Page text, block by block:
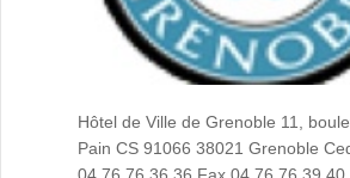
Hôtel de Ville de Grenoble 11,
Pain CS 91066 38021 Grenoble